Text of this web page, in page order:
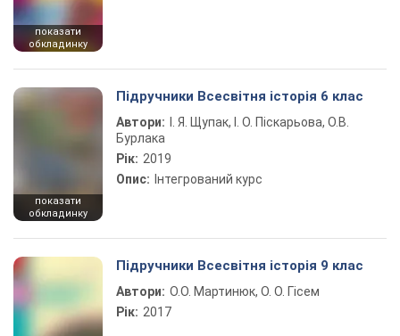
показати
обкладинку
показати
обкладинку
Підручники Всесвітня історія 6 клас
Автори:
І. Я. Щупак, І. О. Піскарьова, О.В.
Бурлака
Рік: 2019
Опис: Інтегрований курс
Підручники Всесвітня історія 9 клас
Автори: О.О. Мартинюк, О. О. Гісем
Рік: 2017